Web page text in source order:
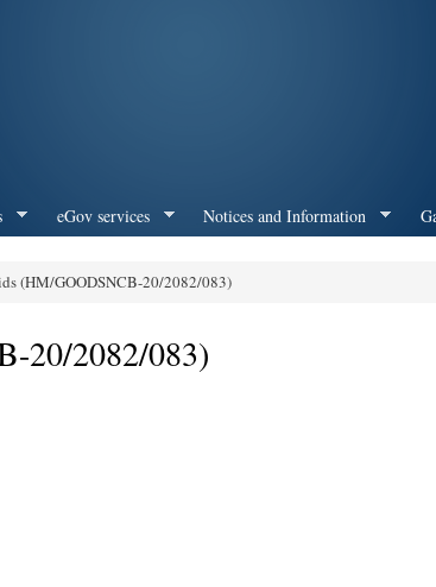
eGov services Notices and Information
(HM/GOODSNCB-20/2082/083)
20/2082/083)